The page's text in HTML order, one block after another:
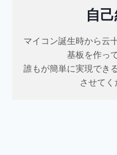
自
マイコン誕生時から云
基板を作っ
誰もが簡単に実現でき
させてく